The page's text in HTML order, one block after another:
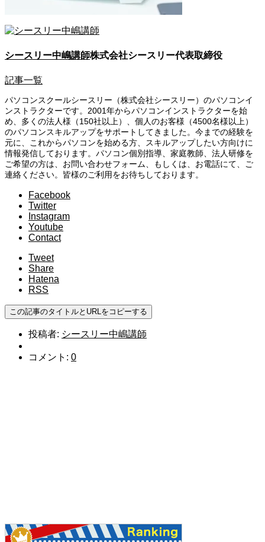
シースリー中嶋講師株式会社シースリー代表取締役
記事一覧
パソコンスクールシースリー（株式会社シースリー）のパソコンイ
ンストラクターです。2001年からパソコンインストラクターを始
め、多くの法人様（150社以上）、個人のお客様（4500名様以上）
のパソコンスキルアップをサポートしてきました。今までの経験を
元に、これからパソコンを始める方、スキルアップしたい方向けに
情報発信しております。パソコン個別指導、家庭教師、法人研修を
ご希望の方は、お問い合わせフォーム、もしくは、お電話にて、ご
連絡ください。皆様のご利用をお待ちしております。
Facebook
Twitter
Instagram
Youtube
Contact
Tweet
Share
Hatena
RSS
この記事のタイトルとURLをコピーする
投稿者: シースリー中嶋講師
コメント: 0